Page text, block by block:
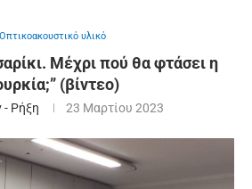
Οπτικοακουστικό υλικό
Μέχρι πού θα φτάσει η
(βίντεο)
- Ρήξη 23 Μαρτίου 2023